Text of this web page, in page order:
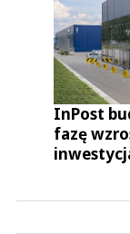
InPost
fazę